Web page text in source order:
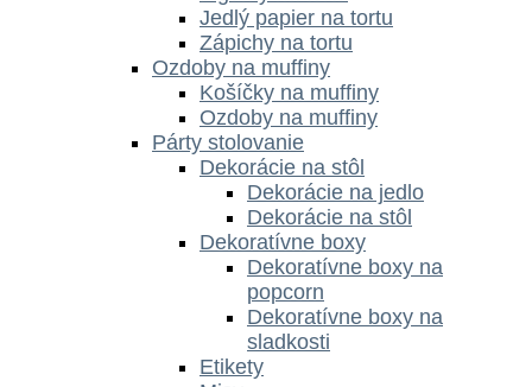
Jedlý papier na tortu
Zápichy na tortu
Ozdoby na muffiny
Košíčky na muffiny
Ozdoby na muffiny
Párty stolovanie
Dekorácie na stôl
Dekorácie na jedlo
Dekorácie na stôl
Dekoratívne boxy
Dekoratívne boxy na
popcorn
Dekoratívne boxy na
sladkosti
Etikety